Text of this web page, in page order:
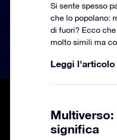
Si sente spesso
che lo popolano:
di fuori? Ecco
molto simili ma
Leggi
Multiverso:
significa